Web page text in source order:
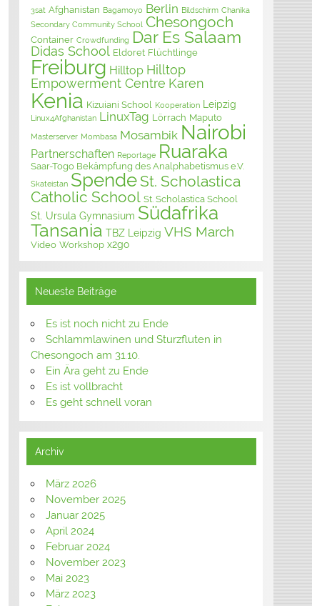
3sat Afghanistan Bagamoyo Berlin Bildschirm Chanika
Secondary Community School Chesongoch
Container Crowdfunding Dar Es Salaam
Didas School Eldoret Flüchtlinge
Freiburg Hilltop Hilltop
Empowerment Centre Karen
Kenia Kizuiani School Kooperation Leipzig
Linux4Afghanistan LinuxTag Lörrach Maputo
Masterserver Mombasa Mosambik Nairobi
Partnerschaften Reportage Ruaraka
Saar-Togo Bekämpfung des Analphabetismus e.V.
Skateistan Spende St. Scholastica
Catholic School St. Scholastica School
St. Ursula Gymnasium Südafrika
Tansania TBZ Leipzig VHS March
Video Workshop x2go
Neueste Beiträge
Es ist noch nicht zu Ende
Schlammlawinen und Sturzfluten in
Chesongoch am 31.10.
Ein Ära geht zu Ende
Es ist vollbracht
Es geht schnell voran
Archiv
März 2026
November 2025
Januar 2025
April 2024
Februar 2024
November 2023
Mai 2023
März 2023